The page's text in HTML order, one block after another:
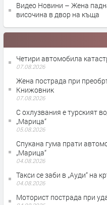
Видео Новини – Жена
височина в двор на къща
Четири автомобила
07.08.2026
Жена пострада при
Книжовник
07.08.2026
С охлузвания е турският
„Марица“
05.08.2026
Спукана гума прати
„Марица“
04.08.2026
Такси се заби в „Ауди“ на
04.08.2026
Моторист пострада при